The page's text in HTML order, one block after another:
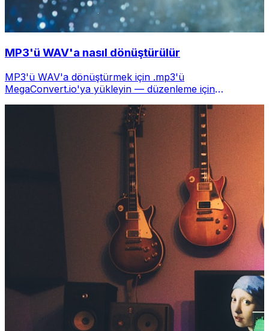
MP3'ü WAV'a nasıl dönüştürülür
MP3'ü WAV'a dönüştürmek için .mp3'ü
MegaConvert.io'ya yükleyin — düzenleme için